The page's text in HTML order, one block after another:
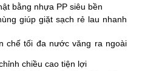
bằng nhựa PP siêu bền
giúp giặt sạch rẻ lau nhanh
chế tối đa nước văng ra ngoài
chiều cao tiện lợi